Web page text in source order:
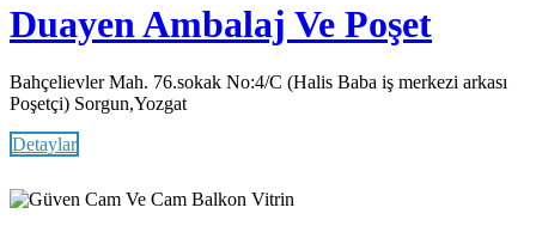
Duayen Ambalaj Ve Poşet
Bahçelievler Mah. 76.sokak No:4/C (Halis Baba iş merkezi arkası
Poşetçi) Sorgun,Yozgat
Detaylar
Vitrin